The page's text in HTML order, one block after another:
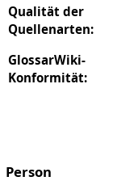
Qualität der
Quellenarten:
GlossarWiki-
Konformität:
Person